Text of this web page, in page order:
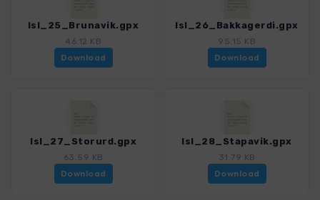
Isl_25_Brunavik.gpx
46.12 KB
Download
Isl_26_Bakkagerdi.gpx
95.15 KB
Download
Isl_27_Storurd.gpx
63.59 KB
Download
Isl_28_Stapavik.gpx
31.79 KB
Download